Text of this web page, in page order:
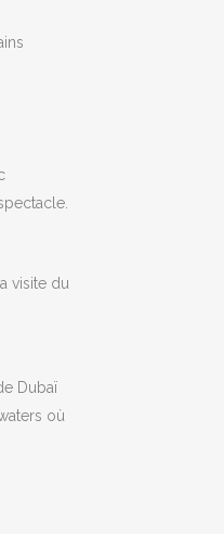
visite du
Dubaï
où